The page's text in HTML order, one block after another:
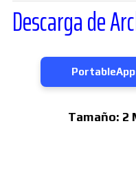
Descarga de
Tamaño: 2